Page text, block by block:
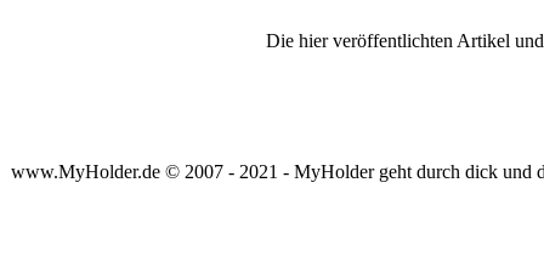
Die hier veröffentlichten Artikel
www.MyHolder.de © 2007 - 2021 - MyHolder geht durch dick und